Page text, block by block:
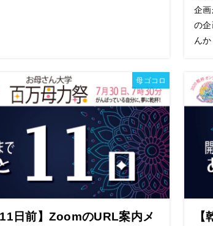
企
の
ん
母ゴコロ
11日前】ZoomのURL案内メ